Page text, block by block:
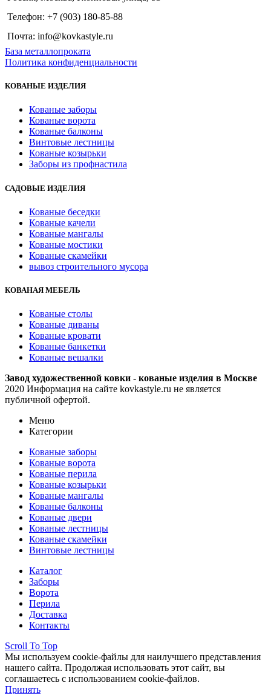
Телефон: +7 (903) 180-85-88
Почта: info@kovkastyle.ru
База металлопроката
Политика конфиденциальности
КОВАНЫЕ ИЗДЕЛИЯ
Кованые заборы
Кованые ворота
Кованые балконы
Винтовые лестницы
Кованые козырьки
Заборы из профнастила
САДОВЫЕ ИЗДЕЛИЯ
Кованые беседки
Кованые качели
Кованые мангалы
Кованые мостики
Кованые скамейки
вывоз строительного мусора
КОВАНАЯ МЕБЕЛЬ
Кованые столы
Кованые диваны
Кованые кровати
Кованые банкетки
Кованые вешалки
Завод художественной ковки - кованые изделия в Москве
2020 Информация на сайте kovkastyle.ru не является
публичной офертой.
Меню
Категории
Кованые заборы
Кованые ворота
Кованые перила
Кованые козырьки
Кованые мангалы
Кованые балконы
Кованые двери
Кованые лестницы
Кованые скамейки
Винтовые лестницы
Каталог
Заборы
Ворота
Перила
Доставка
Контакты
Scroll To Top
Мы используем cookie-файлы для наилучшего представления
нашего сайта. Продолжая использовать этот сайт, вы
соглашаетесь с использованием cookie-файлов.
Принять